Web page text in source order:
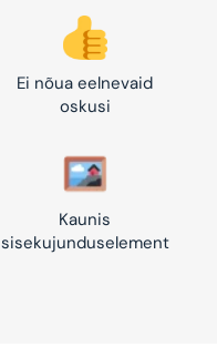
Ei nõua eelnevaid
oskusi
Kaunis
sisekujunduselement